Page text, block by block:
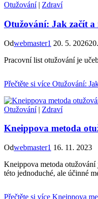
Otužování| Zdraví
Otužování: Jak začít
Odwebmaster1 20. 5. 2026
Pracovní list otužování je
Přečtěte si více Otužování:
Otužování| Zdraví
Kneippova metoda
Odwebmaster1 16. 11. 2023
Kneippova metoda
této jednoduché, ale účinné
Přečtěte si více Kneippova